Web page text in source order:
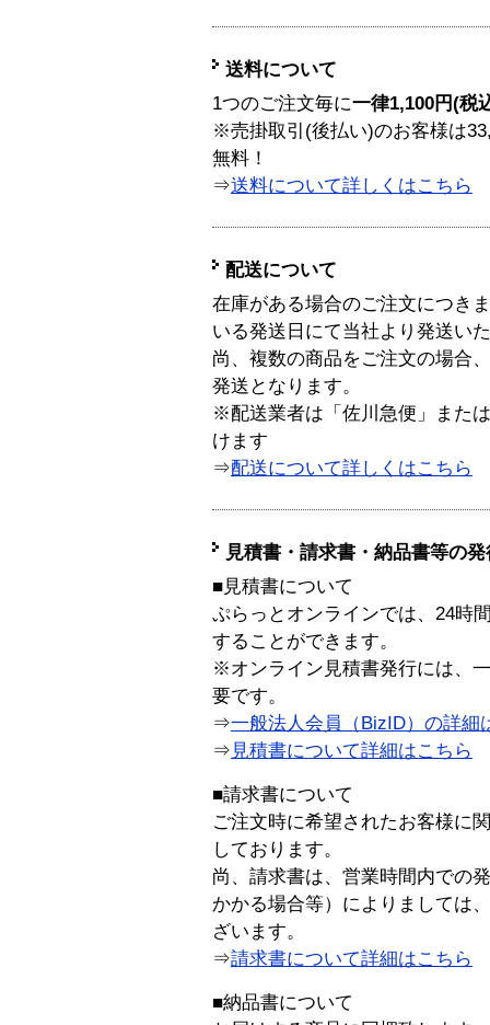
送料について
1つのご注文毎に一律1,100円(税
※売掛取引(後払い)のお客様は
無料！
⇒送料について詳しくはこちら
配送について
在庫がある場合のご注文につき
いる発送日にて当社より発送い
尚、複数の商品をご注文の場合
発送となります。
※配送業者は「佐川急便」また
けます
⇒配送について詳しくはこちら
見積書・請求書・納品書等の
■見積書について
ぷらっとオンラインでは、24時
することができます。
※オンライン見積書発行には、
要です。
⇒一般法人会員（BizID）の詳細
⇒ 見積書について詳細はこちら
■請求書について
ご注文時に希望されたお客様に
しております。
尚、請求書は、営業時間内での
かかる場合等）によりましては
ざいます。
⇒請求書について詳細はこちら
■納品書について